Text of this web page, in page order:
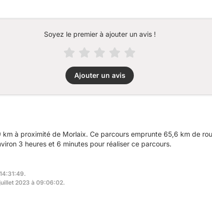
Soyez le premier à ajouter un avis !
Ajouter un avis
à proximité de Morlaix. Ce parcours emprunte 65,6 km de
3 heures et 6 minutes pour réaliser ce parcours.
2023 à 09:06:02.